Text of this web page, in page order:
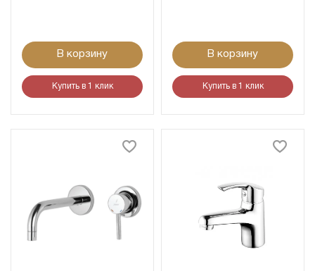
В корзину
Купить в 1 клик
В корзину
Купить в 1 клик